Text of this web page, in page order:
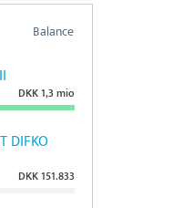
Balance
DKK 1,3 mio
DIFKO
DKK 151.833